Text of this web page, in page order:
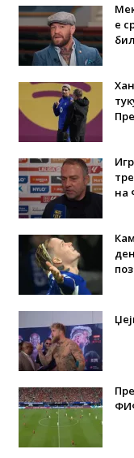
е
на